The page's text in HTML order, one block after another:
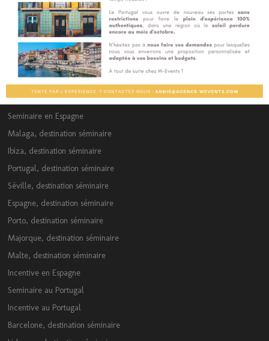
Seminaire en Espagne
Malaga, destination séminaire
Ibiza, destination séminaire
Portugal, destination séminaire
Séville, destination séminaire
Espagne, destination séminaire
Porto, destination séminaire
Majorque, destination séminaire
Malte, destination séminaire
Incentive en Espagne
Seminaire au Portugal
Incentive au Portugal
Barcelone, destination séminaire